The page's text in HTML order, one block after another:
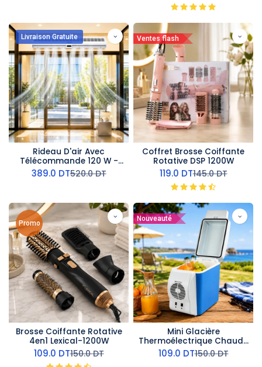
Livraison Gratuite
Rideau D'air Avec
Télécommande 120 W -
100 cm- AirMate
389.0 DT520.0DT
Ventes flash
Coffret Brosse Coiffante
Rotative DSP 1200W
119.0 DT145.0DT
Promo
Brosse Coiffante Rotative
4en1 Lexical-1200W
109.0 DT150.0DT
Nouveauté
Mini Glacière
Thermoélectrique Chaud-
Froid - 7,5L
109.0 DT150.0DT